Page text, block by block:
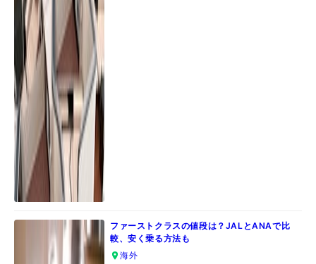
ファーストクラスの値段は？JALとANAで比
較、安く乗る方法も
海外